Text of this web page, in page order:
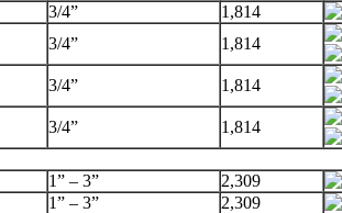
3/4”
1,814
3/4” 1,814
3/4” 1,814
3/4” 1,814
1” – 3”
2,309
1” – 3”
2,309